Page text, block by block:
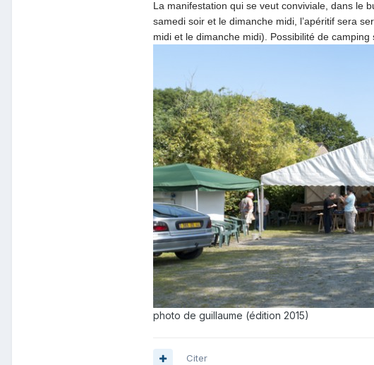
La manifestation qui se veut conviviale, dans le
samedi soir et le dimanche midi, l’apéritif sera
midi et le dimanche midi). Possibilité de camping
photo de guillaume (édition 2015)
Citer